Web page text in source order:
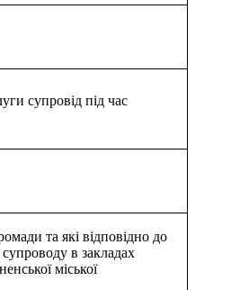
супровід під час
та які відповідно до
в закладах
міської